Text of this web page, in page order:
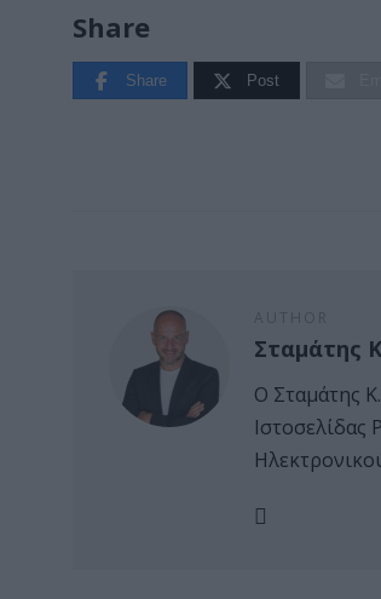
Share
Share Post
Σταμάτης
Ο Σταμάτης